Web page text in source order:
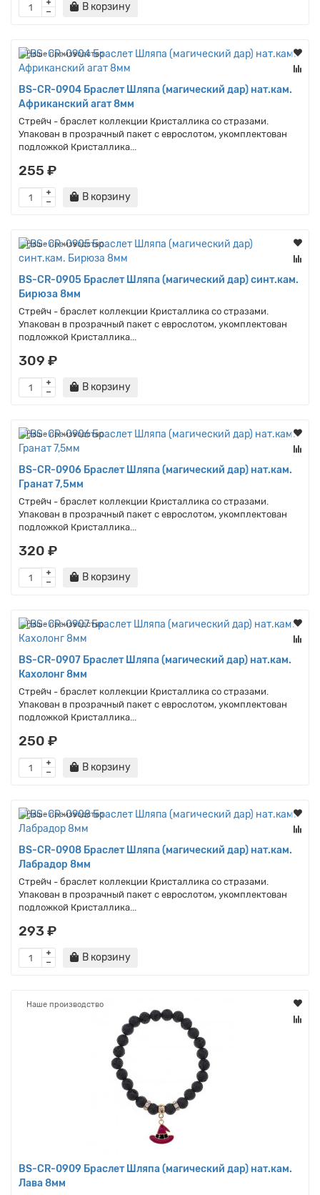
В корзину
Наше производство
BS-CR-0904 Браслет Шляпа (магический дар) нат.кам.
Африканский агат 8мм
Стрейч - браслет коллекции Кристаллика со стразами.
Упакован в прозрачный пакет с еврослотом, укомплектован
подложкой Кристаллика...
255 ₽
В корзину
Наше производство
BS-CR-0905 Браслет Шляпа (магический дар) синт.кам.
Бирюза 8мм
Стрейч - браслет коллекции Кристаллика со стразами.
Упакован в прозрачный пакет с еврослотом, укомплектован
подложкой Кристаллика...
309 ₽
В корзину
Наше производство
BS-CR-0906 Браслет Шляпа (магический дар) нат.кам.
Гранат 7,5мм
Стрейч - браслет коллекции Кристаллика со стразами.
Упакован в прозрачный пакет с еврослотом, укомплектован
подложкой Кристаллика...
320 ₽
В корзину
Наше производство
BS-CR-0907 Браслет Шляпа (магический дар) нат.кам.
Кахолонг 8мм
Стрейч - браслет коллекции Кристаллика со стразами.
Упакован в прозрачный пакет с еврослотом, укомплектован
подложкой Кристаллика...
250 ₽
В корзину
Наше производство
BS-CR-0908 Браслет Шляпа (магический дар) нат.кам.
Лабрадор 8мм
Стрейч - браслет коллекции Кристаллика со стразами.
Упакован в прозрачный пакет с еврослотом, укомплектован
подложкой Кристаллика...
293 ₽
В корзину
Наше производство
BS-CR-0909 Браслет Шляпа (магический дар) нат.кам.
Лава 8мм